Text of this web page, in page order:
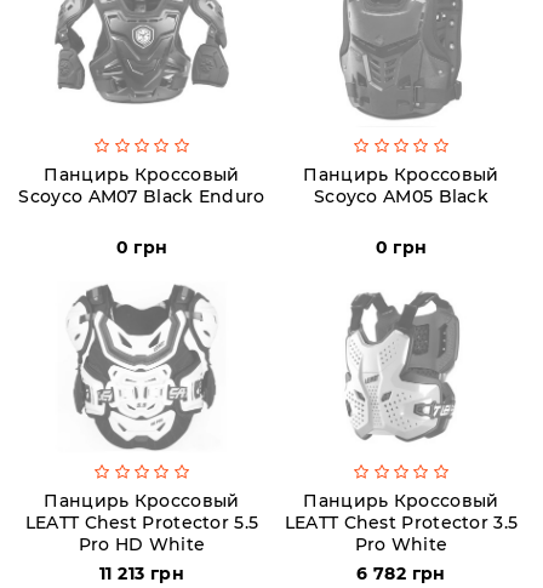
Аксессуары
Акции
Харьков
artmoto.info@gmail.com
Режим
работы:
Панцирь Кроссовый
Scoyco AM07 Black Enduro
0 грн
Панцирь Кроссовый
Scoyco AM05 Black
0 грн
Панцирь Кроссовый
LEATT Chest Protector 5.5
Pro HD White
11 213 грн
Панцирь Кроссовый
LEATT Chest Protector 3.5
Pro White
6 782 грн